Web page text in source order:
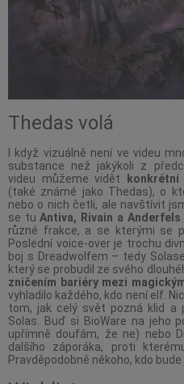
Thedas volá
I když vizuálně není ve videu
substance než jakýkoli z
videu můžeme vidět konkrétní
(také známé jako Thedas), o
nebo o nich četli, ale navštívit
se tuAntiva, Rivain a Anderfels
různé frakce, a se kterými se
Poslední voice-over je trochu
boj s Dreadwolfem – tedy
který se probudil ze svého
zničením bariéry mezi
vyhladilo každého, kdo není elf.
tom, jak celý svět pozná klid a
Solas. Buď si BioWare na jeho
upřímně doufám, že ne) nebo
dalšího záporáka, proti
Pravděpodobně někoho, kdo